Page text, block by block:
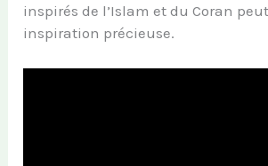
inspirés de l’Islam et du Coran
inspiration précieuse.